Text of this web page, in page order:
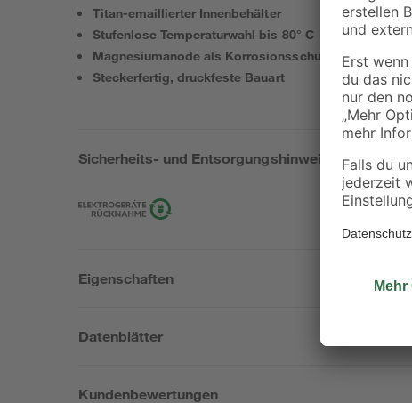
Titan-emaillierter Innenbehälter
Stufenlose Temperaturwahl bis 80° C
Magnesiumanode als Korrosionsschutz
Steckerfertig, druckfeste Bauart
Sicherheits- und Entsorgungshinweise
Eigenschaften
Datenblätter
Kundenbewertungen